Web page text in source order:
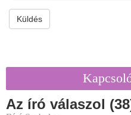
Küldés
Az író válaszol